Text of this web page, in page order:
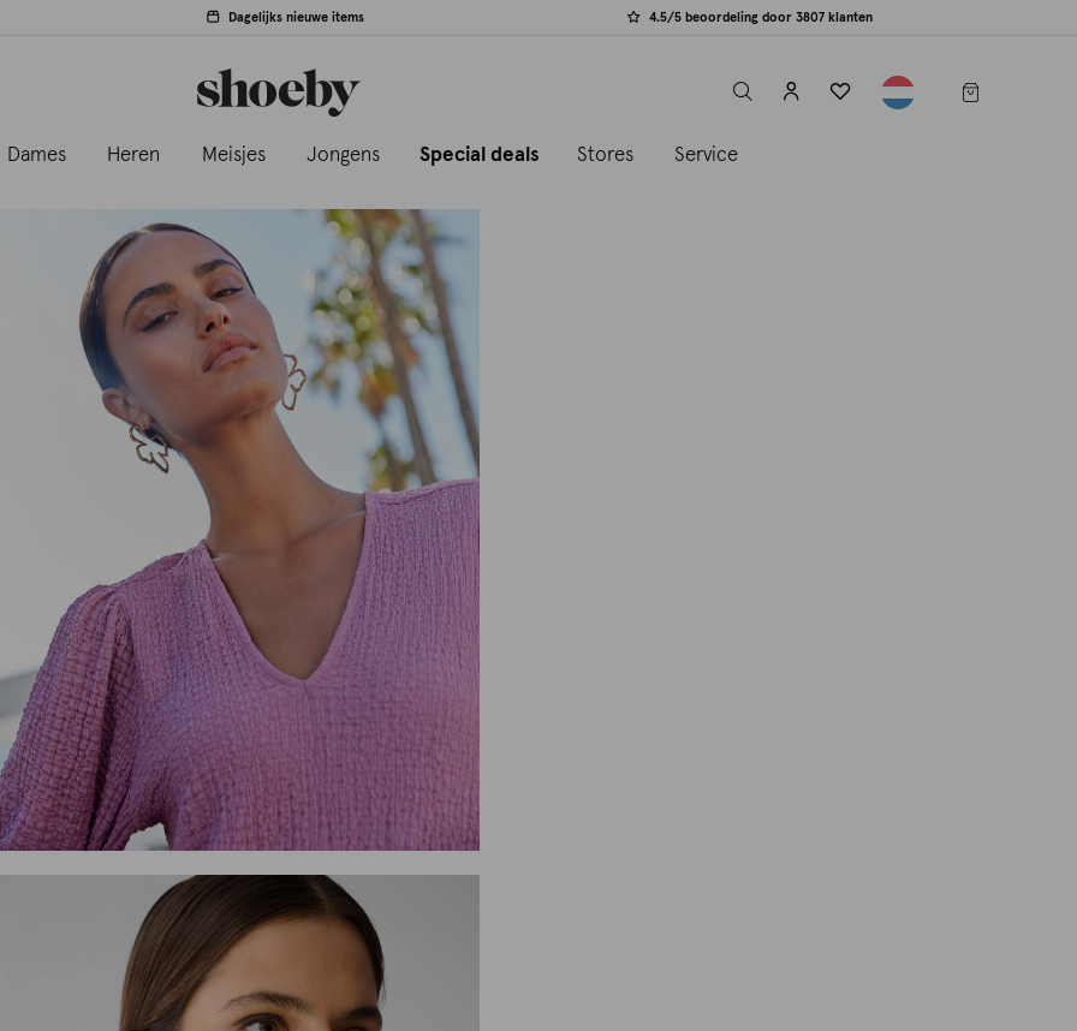
Dagelijks nieuwe items 4.5/5 beoordeling door 3807 klanten
label.header.toggle
Dames Heren Meisjes Jongens Special deals Stores Service